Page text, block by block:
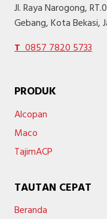
Jl. Raya Narogong,
Gebang, Kota Bekasi,
T0857 7820 5733
PRODUK
Alcopan
Maco
TajimACP
TAUTAN CEPAT
Beranda